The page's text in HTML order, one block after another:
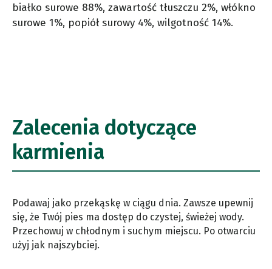
białko surowe 88%, zawartość tłuszczu 2%, włókno
surowe 1%, popiół surowy 4%, wilgotność 14%.
Zalecenia dotyczące
karmienia
Podawaj jako przekąskę w ciągu dnia. Zawsze upewnij
się, że Twój pies ma dostęp do czystej, świeżej wody.
Przechowuj w chłodnym i suchym miejscu. Po otwarciu
użyj jak najszybciej.